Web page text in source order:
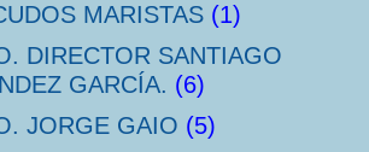
MARISTAS (1)
DIRECTOR SANTIAGO
GARCÍA. (6)
JORGE GAIO (5)